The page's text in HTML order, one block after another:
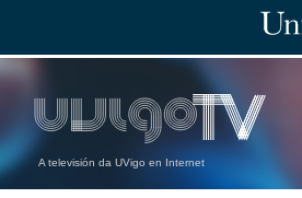
A televisión da UVigo en Internet